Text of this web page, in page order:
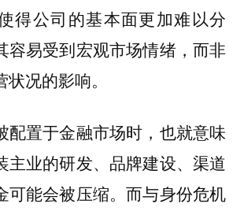
得公司的基本面更加难以分
容易受到宏观市场情绪，而非
况的影响。
配置于金融市场时，也就意味
主业的研发、品牌建设、渠道
可能会被压缩。而与身份危机